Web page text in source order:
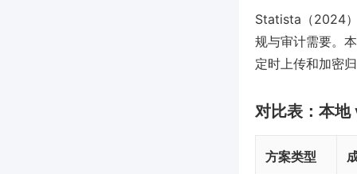
Statista（2024
规与审计需要。
定时上传和加密
对比表：本地
方案类型